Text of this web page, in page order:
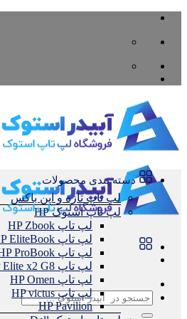
Skip
content
جستجو
دسته بندی محصولات
لپ تاپ تازه و اپن باکس
لپ تاپ استوک HP
لپ تاپ HP Zbook
لپ تاپ HP EliteBook
لپ تاپ HP ProBook
لپ تاپ HP Elite x2 G8
لپ تاپ HP Omen
لپ تاپ HP victus
HP Pavilion